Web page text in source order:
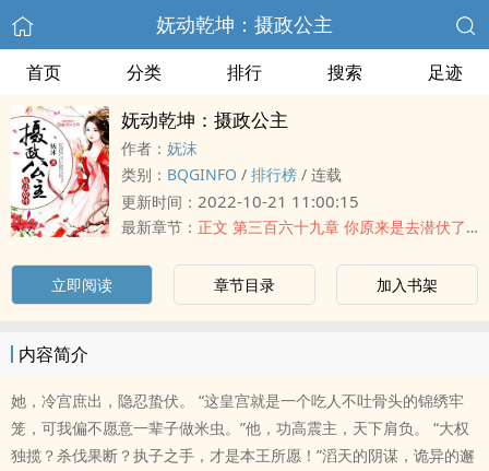
妩动乾坤：摄政公主
首页 分类 排行 搜索 足迹
妩动乾坤：摄政公主
作者： 妩沫
类别： BQGINFO / 排行榜 / 连载
更新时间： 2022-10-21 11:00:15
最新章节： 正文 第三百六十九章 你原来是去潜伏了啊
立即阅读 章节目录 加入书架
内容简介
她，冷宫庶出，隐忍蛰伏。 “这皇宫就是一个吃人不吐骨头的锦绣牢
笼，可我偏不愿意一辈子做米虫。”他，功高震主，天下肩负。 “大权
独揽？杀伐果断？执子之手，才是本王所愿！”滔天的阴谋，诡异的邂